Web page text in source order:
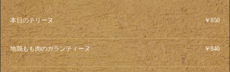
本日のテリーヌ ￥850
地鶏もも肉のガランティーヌ ￥840